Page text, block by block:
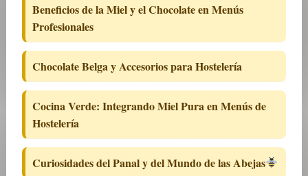
Beneficios de la Miel y el Chocolate en Menús
Profesionales
Chocolate Belga y Accesorios para Hostelería
Cocina Verde: Integrando Miel Pura en Menús de
Hostelería
Curiosidades del Panal y del Mundo de las Abejas